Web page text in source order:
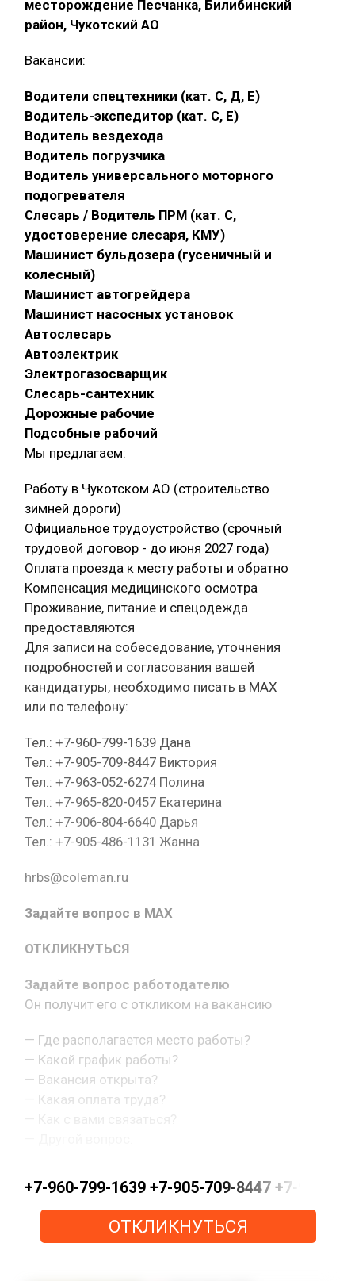
месторождение Песчанка, Билибинский
район, Чукотский АО
Вакансии:
Водители спецтехники (кат. С, Д, Е)
Водитель-экспедитор (кат. С, Е)
Водитель вездехода
Водитель погрузчика
Водитель универсального моторного
подогревателя
Слесарь / Водитель ПРМ (кат. С,
удостоверение слесаря, КМУ)
Машинист бульдозера (гусеничный и
колесный)
Машинист автогрейдера
Машинист насосных установок
Автослесарь
Автоэлектрик
Электрогазосварщик
Слесарь-сантехник
Дорожные рабочие
Подсобные рабочий
Мы предлагаем:
Работу в Чукотском АО (строительство
зимней дороги)
Официальное трудоустройство (срочный
трудовой договор - до июня 2027 года)
Оплата проезда к месту работы и обратно
Компенсация медицинского осмотра
Проживание, питание и спецодежда
предоставляются
Для записи на собеседование, уточнения
подробностей и согласования вашей
кандидатуры, необходимо писать в МАХ
или по телефону:
Тел.: +7-960-799-1639 Дана
Тел.: +7-905-709-8447 Виктория
Тел.: +7-963-052-6274 Полина
Тел.: +7-965-820-0457 Екатерина
Тел.: +7-906-804-6640 Дарья
Тел.: +7-905-486-1131 Жанна
hrbs@coleman.ru
Задайте вопрос в MAX
ОТКЛИКНУТЬСЯ
Задайте вопрос работодателю
Он получит его с откликом на вакансию
— Где располагается место работы?
— Какой график работы?
— Вакансия открыта?
— Какая оплата труда?
+7-960-799-1639 +7-905-709-8447 +7-963-
ОТКЛИКНУТЬСЯ